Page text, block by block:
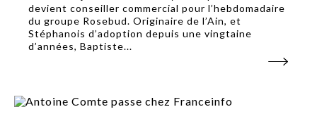
devient conseiller commercial pour l’hebdomadaire
du groupe Rosebud. Originaire de l’Ain, et
Stéphanois d’adoption depuis une vingtaine
d’années, Baptiste...